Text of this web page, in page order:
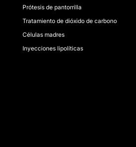
Prótesis de pantorrilla
Tratamiento de dióxido de carbono
Células madres
Inyecciones lipolíticas